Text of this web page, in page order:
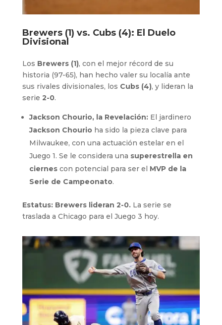
Brewers (1) vs. Cubs (4): El Duelo
Divisional
Los Brewers (1), con el mejor récord de su
historia (97-65), han hecho valer su localía ante
sus rivales divisionales, los Cubs (4), y lideran la
serie 2-0.
Jackson Chourio, la Revelación:El jardinero
Jackson Chourioha sido la pieza clave para
Milwaukee, con una actuación estelar en el
Juego 1. Se le considera una superestrella en
ciernescon potencial para ser el MVP de la
Serie de Campeonato.
Estatus: Brewers lideran 2-0.La serie se
traslada a Chicago para el Juego 3 hoy.